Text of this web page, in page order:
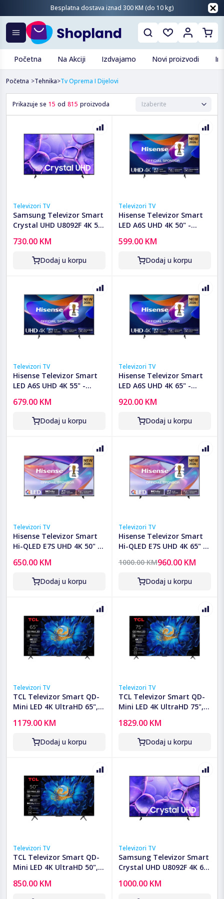
Besplatna dostava iznad 300 KM (do 10 kg)
Početna Na Akciji Izdvajamo Novi proizvodi
Početna >Tehnika>Tv Oprema I Dijelovi
Prikazuje se 15 od 815 proizvoda
Televizori TV
Samsung Televizor Smart
Crystal UHD U8092F 4K 55"
730.00 KM
Dodaj u korpu
Televizori TV
Hisense Televizor Smart
LED A6S UHD 4K 50" -
599.00 KM
Dodaj u korpu
Televizori TV
Hisense Televizor Smart
LED A6S UHD 4K 55" -
679.00 KM
Dodaj u korpu
Televizori TV
Hisense Televizor Smart
LED A6S UHD 4K 65" -
920.00 KM
Dodaj u korpu
Televizori TV
Hisense Televizor Smart
Hi-QLED E7S UHD 4K 50" -
650.00 KM
Dodaj u korpu
Televizori TV
Hisense Televizor Smart
Hi-QLED E7S UHD 4K 65" -
1000.00 KM960.00 KM
Dodaj u korpu
Televizori TV
TCL Televizor Smart QD-
Mini LED 4K UltraHD 65",
1179.00 KM
Dodaj u korpu
Televizori TV
TCL Televizor Smart QD-
Mini LED 4K UltraHD 75",
1829.00 KM
Dodaj u korpu
Televizori TV
TCL Televizor Smart QD-
Mini LED 4K UltraHD 50",
850.00 KM
Televizori TV
Samsung Televizor Smart
Crystal UHD U8092F 4K 65"
1000.00 KM